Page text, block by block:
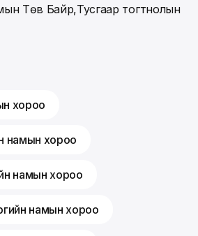
Төв Байр,Тусгаар тогтнолын
хороо
намын хороо
намын хороо
намын хороо